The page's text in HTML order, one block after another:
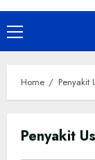
Primary
Menu
Home Penyakit
Penyakit